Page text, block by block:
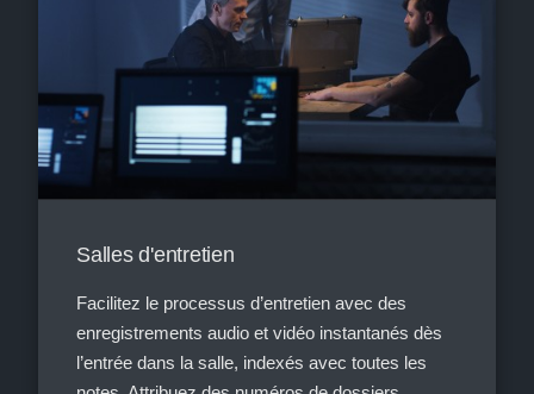
Salles d'entretien
Facilitez le processus d’entretien avec des
enregistrements audio et vidéo instantanés dès
l’entrée dans la salle, indexés avec toutes les